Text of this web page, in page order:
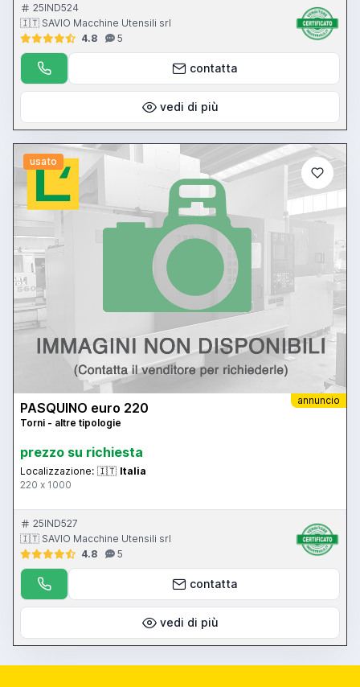
25IND524
🇮🇹 SAVIO Macchine Utensili srl
4.8
5
contatta
vedi di più
usato
annuncio
PASQUINO euro 220
Torni - altre tipologie
prezzo su richiesta
Localizzazione: 🇮🇹 Italia
220 x 1000
25IND527
🇮🇹 SAVIO Macchine Utensili srl
4.8
5
contatta
vedi di più